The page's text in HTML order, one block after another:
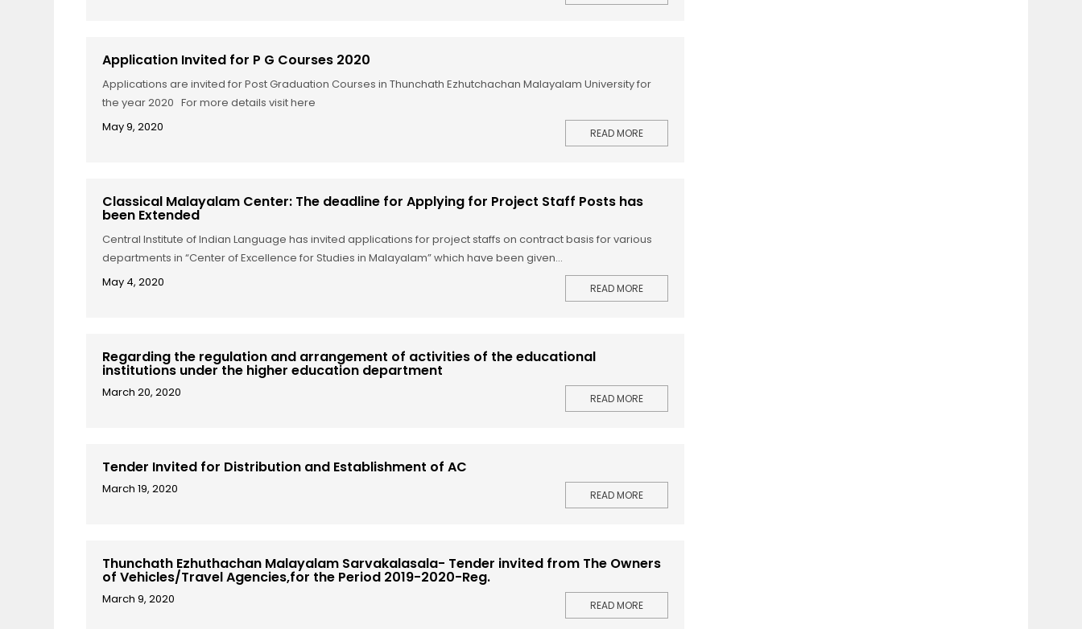
Application Invited for P G Courses 2020
Applications are invited for Post Graduation Courses in Thunchath Ezhutchachan Malayalam University for
the year 2020 For more details visit here
May 9, 2020
READ MORE
Classical Malayalam Center: The deadline for Applying for Project Staff Posts has
been Extended
Central Institute of Indian Language has invited applications for project staffs on contract basis for various
departments in “Center of Excellence for Studies in Malayalam” which have been given...
May 4, 2020
READ MORE
Regarding the regulation and arrangement of activities of the educational
institutions under the higher education department
March 20, 2020 READ MORE
Tender Invited for Distribution and Establishment of AC
March 19, 2020 READ MORE
Thunchath Ezhuthachan Malayalam Sarvakalasala- Tender invited from The Owners
of Vehicles/Travel Agencies,for the Period 2019-2020-Reg.
March 9, 2020 READ MORE